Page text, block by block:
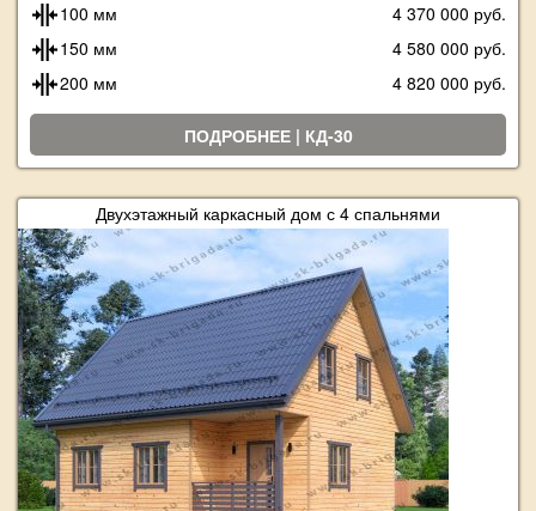
100 мм
4 370 000 руб.
150 мм
4 580 000 руб.
200 мм
4 820 000 руб.
ПОДРОБНЕЕ | КД-30
Двухэтажный каркасный дом с 4 спальнями